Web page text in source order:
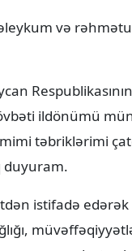
və
ildönümü
təbriklərimi
istifadə edərək